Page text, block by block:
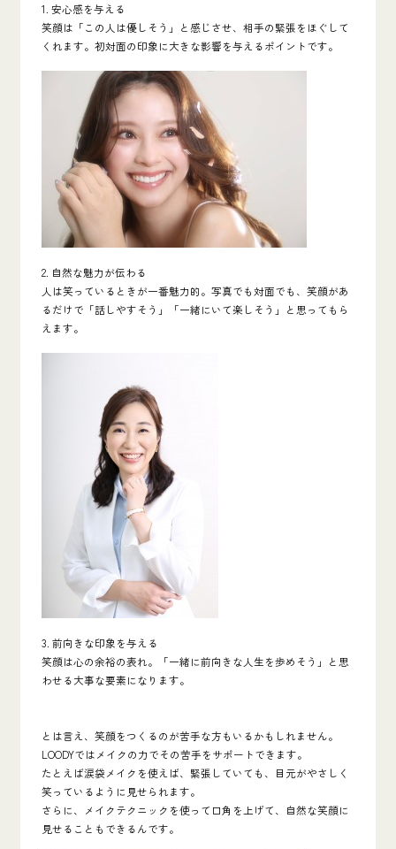
1. 安心感を与える
笑顔は「この人は優しそう」と感じさせ、相手の緊張をほぐして
くれます。初対面の印象に大きな影響を与えるポイントです。
2. 自然な魅力が伝わる
人は笑っているときが一番魅力的。写真でも対面でも、笑顔があ
るだけで「話しやすそう」「一緒にいて楽しそう」と思ってもら
えます。
3. 前向きな印象を与える
笑顔は心の余裕の表れ。「一緒に前向きな人生を歩めそう」と思
わせる大事な要素になります。
とは言え、笑顔をつくるのが苦手な方もいるかもしれません。
LOODYではメイクの力でその苦手をサポートできます。
たとえば涙袋メイクを使えば、緊張していても、目元がやさしく
笑っているように見せられます。
さらに、メイクテクニックを使って口角を上げて、自然な笑顔に
見せることもできるんです。